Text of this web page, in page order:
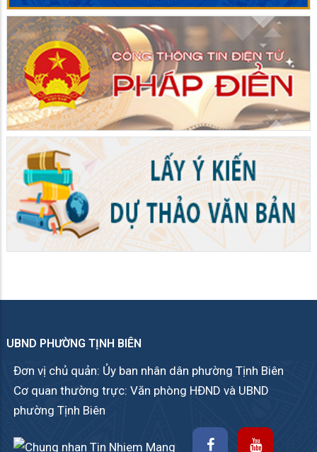
UBND PHƯỜNG TỊNH BIÊN
Đơn vị chủ quản: Ủy ban nhân dân phường Tịnh Biên
Cơ quan thường trực: Văn phòng HĐND và UBND
phường Tịnh Biên